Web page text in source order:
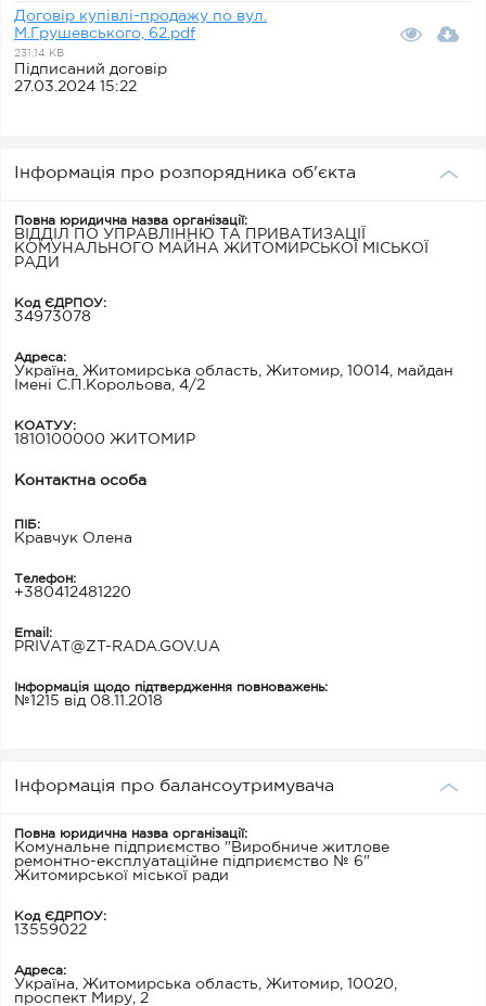
Договір купівлі-продажу по вул.
М.Грушевського, 62.pdf
231.14 KB
Підписаний договір
27.03.2024 15:22
Інформація про розпорядника об'єкта
Повна юридична назва організації:
ВІДДІЛ ПО УПРАВЛІННЮ ТА ПРИВАТИЗАЦІЇ
КОМУНАЛЬНОГО МАЙНА ЖИТОМИРСЬКОЇ МІСЬКОЇ
РАДИ
Код ЄДРПОУ:
34973078
Адреса:
Україна, Житомирська область, Житомир, 10014, майдан
Імені С.П.Корольова, 4/2
КОАТУУ:
1810100000 ЖИТОМИР
Контактна особа
ПІБ:
Кравчук Олена
Телефон:
+380412481220
Email:
PRIVAT@ZT-RADA.GOV.UA
Інформація щодо підтвердження повноважень:
№1215 від 08.11.2018
Інформація про балансоутримувача
Повна юридична назва організації:
Комунальне підприємство "Виробниче житлове
ремонтно-експлуатаційне підприємство № 6"
Житомирської міської ради
Код ЄДРПОУ:
13559022
Адреса:
Україна, Житомирська область, Житомир, 10020,
проспект Миру, 2